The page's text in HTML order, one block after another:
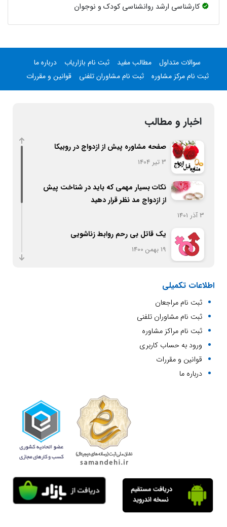
کارشناسی ارشد روانشناسی کودک و نوجوان
سوالات متداول مطالب مفید ثبت نام بازاریاب
درباره ما
ثبت نام مرکز مشاوره
ثبت نام مشاوران تلفنی قوانین و مقررات
اخبار و مطالب
صفحه مشاوره پیش از ازدواج در روبیکا
3 تیر 1404
نکات بسیار مهمی که باید در شناخت پیش
از ازدواج مد نظر قرار دهید
3 آذر 1401
یک قاتل بی رحم روابط زناشویی
19 بهمن 1400
20 بهمن 1400
ازدواج و معیارهای انتخاب همسر
20 بهمن 1400
مشاوره تلفنی در نوبه یاب
19 بهمن 1400
اطلاعات تکمیلی
ثبت نام مراجعان
ثبت نام مشاوران تلفنی
ثبت نام مراکز مشاوره
ورود به حساب کاربری
قوانین و مقررات
درباره ما